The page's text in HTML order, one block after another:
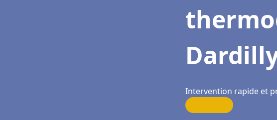
Intervention rapide et